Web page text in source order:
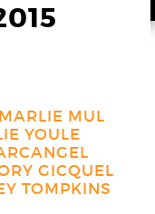
MARLIE MUL
YOULE
GICQUEL
TOMPKINS